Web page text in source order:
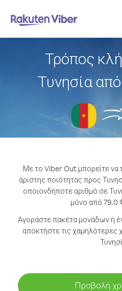
Τρόπος
Τυνησία
Με το Viber Out μπορείτε να
άριστης ποιότητας προς
οποιονδήποτε αριθμό σε
μόνο από 79.0
Αγοράστε πακέτα μονάδων ή
αποκτήστε τις
Προβολή